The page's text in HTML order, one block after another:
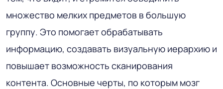
множество мелких предметов в большую
группу. Это помогает обрабатывать
информацию, создавать визуальную иерархию и
повышает возможность сканирования
контента. Основные черты, по которым мозг